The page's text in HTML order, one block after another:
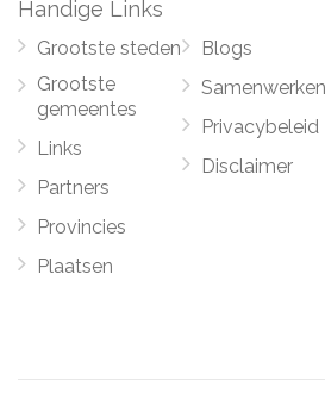
Handige Links
Grootste steden
Grootste
gemeentes
Links
Partners
Provincies
Plaatsen
Blogs
Samenwerken
Privacybeleid
Disclaimer